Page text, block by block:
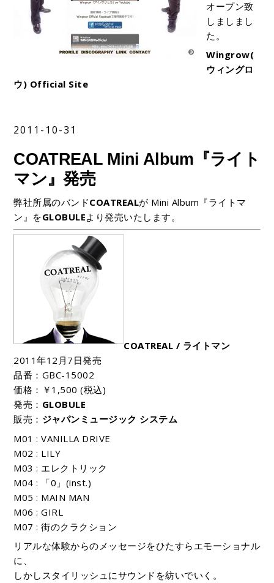
オープン致
しましまし
た。
Wingrow(
ウィングロ
ウ) Official Site
2011-10-31
COATREAL Mini Album『ライト
マン』発売
弊社所属のバンドCOATREALが Mini Album『ライトマ
ン』をGLOBULEより発売いたします。
COATREAL / ライトマン
2011年12月7日発売
品番：GBC-15002
価格：￥1,500 (税込)
発売： GLOBULE
販売： ジャパンミュージック システム
M01 : VANILLA DRIVE
M02 : LILY
M03 : エレクトリック
M04 : 「0」(inst.)
M05 : MAIN MAN
M06 : GIRL
M07 : 街のクラクション
リアルな体験からのメッセージをひたすらエモーショナル
に、
しかしスタイリッシュにサウンドを紡いでいく。